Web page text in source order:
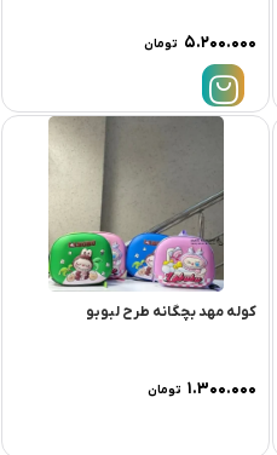
۵.۲۰۰.۰۰۰ تومان
کوله مهد بچگانه طرح لبوبو
۱.۳۰۰.۰۰۰ تومان